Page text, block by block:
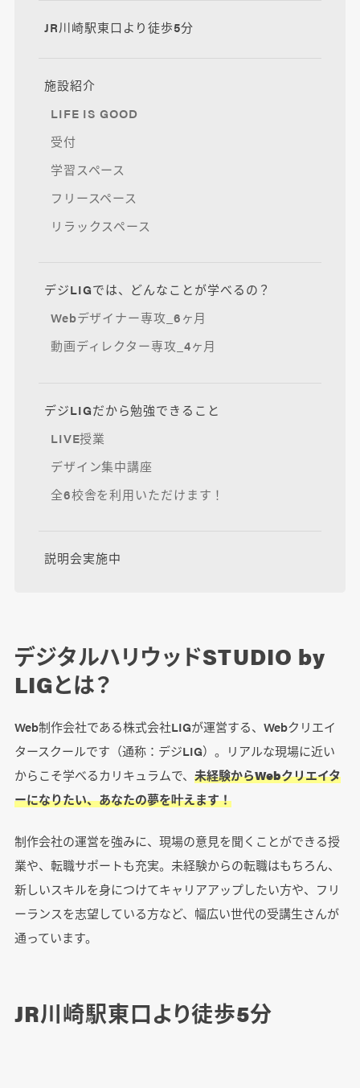
JR川崎駅東口より徒歩5分
施設紹介
LIFE IS GOOD
受付
学習スペース
フリースペース
リラックスペース
デジLIGでは、どんなことが学べるの？
Webデザイナー専攻_6ヶ月
動画ディレクター専攻_4ヶ月
デジLIGだから勉強できること
LIVE授業
デザイン集中講座
全6校舎を利用いただけます！
説明会実施中
デジタルハリウッドSTUDIO by
LIGとは？
Web制作会社である株式会社LIGが運営する、Webクリエイ
タースクールです（通称：デジLIG）。リアルな現場に近い
からこそ学べるカリキュラムで、 未経験からWebクリエイタ
ーになりたい、あなたの夢を叶えます！
制作会社の運営を強みに、現場の意見を聞くことができる授
業や、転職サポートも充実。未経験からの転職はもちろん、
新しいスキルを身につけてキャリアアップしたい方や、フリ
ーランスを志望している方など、幅広い世代の受講生さんが
通っています。
JR川崎駅東口より徒歩5分